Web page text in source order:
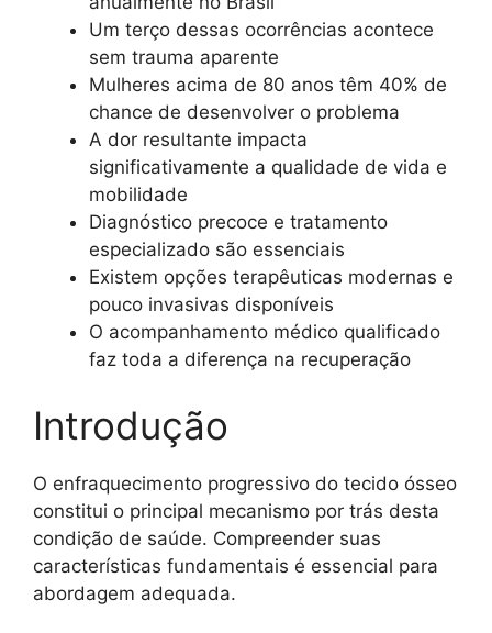
Um terço dessas ocorrências acontece
sem trauma aparente
Mulheres acima de 80 anos têm 40% de
chance de desenvolver o problema
A dor resultante impacta
significativamente a qualidade de vida e
mobilidade
Diagnóstico precoce e tratamento
especializado são essenciais
Existem opções terapêuticas modernas e
pouco invasivas disponíveis
O acompanhamento médico qualificado
faz toda a diferença na recuperação
Introdução
O enfraquecimento progressivo do tecido ósseo
constitui o principal mecanismo por trás desta
condição de saúde. Compreender suas
características fundamentais é essencial para
abordagem adequada.